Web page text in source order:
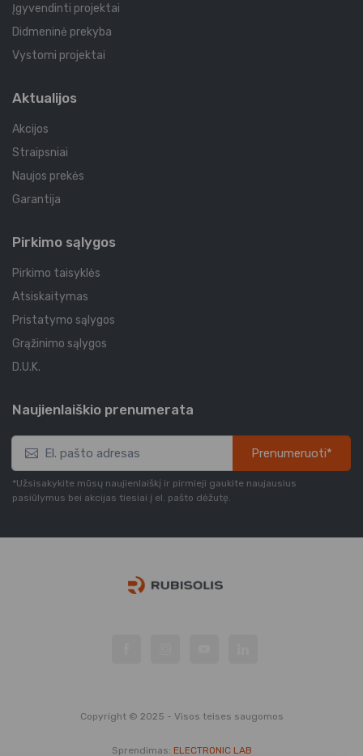
Įgyvendinti projektai
Didmeninė prekyba
Vystomi projektai
Aktualijos
Akcijos
Straipsniai
Naujos prekės
Garantija
Pirkimo sąlygos
Pirkimo taisyklės
Atsiskaitymas
Pristatymo sąlygos
Grąžinimo sąlygos
D.U.K.
Naujienlaiškio prenumerata
Prenumeruoti*
*Užsisakykite mūsų naujienlaiškį ir pirmieji gaukite naujausius
pasiūlymus bei akcijas tiesiai į el. pašto dėžutę.
Copyright © 2025 - Visos teises saugomos
Sprendimas: ELECTRONIC LAB